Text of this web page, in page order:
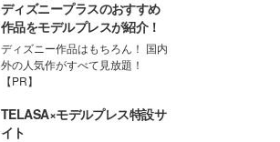
ディズニープラスのおすすめ
作品をモデルプレスが紹介！
ディズニー作品はもちろん！ 国内
外の人気作がすべて見放題！
【PR】
TELASA×モデルプレス特設サ
イト